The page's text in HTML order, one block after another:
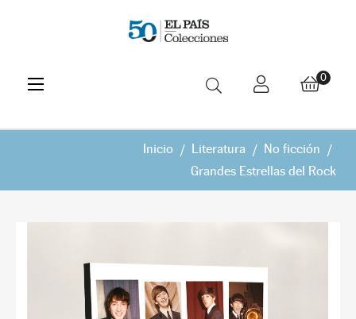
Navegación
de
☰ 0
Inicio Literatura
No ficción
Grandes Estrellas del Rock